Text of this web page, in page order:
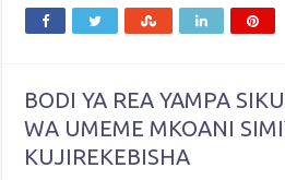
BODI YA REA YAMPA
WA UMEME MKOANI
KUJIREKEBISHA